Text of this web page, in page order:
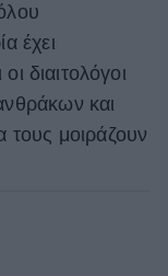
έχει
διαιτολόγοι
και
τους μοιράζουν